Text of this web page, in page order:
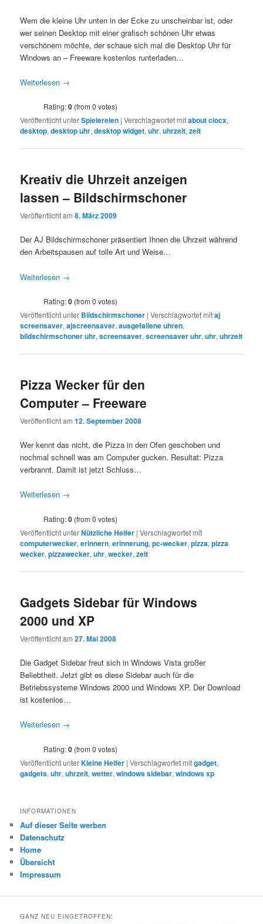
Wem die kleine Uhr unten in der Ecke zu unscheinbar ist, oder
wer seinen Desktop mit einer grafisch schönen Uhr etwas
verschönern möchte, der schaue sich mal die Desktop Uhr für
Windows an – Freeware kostenlos runterladen…
Weiterlesen →
Rating:0 (from 0 votes)
Veröffentlicht unterSpielereien |Verschlagwortet mitabout clocx,
desktop,desktop uhr,desktop widget,uhr,uhrzeit,zeit
Kreativ die Uhrzeit anzeigen
lassen – Bildschirmschoner
Veröffentlicht am8. März 2009
Der AJ Bildschirmschoner präsentiert Ihnen die Uhrzeit während
den Arbeitspausen auf tolle Art und Weise…
Weiterlesen →
Rating:0 (from 0 votes)
Veröffentlicht unter Bildschirmschoner |Verschlagwortet mitaj
screensaver,ajscreensaver,ausgefallene uhren,
bildschirmschoner uhr,screensaver,screensaver uhr,uhr,uhrzeit
Pizza Wecker für den
Computer – Freeware
Veröffentlicht am12. September 2008
Wer kennt das nicht, die Pizza in den Ofen geschoben und
nochmal schnell was am Computer gucken. Resultat: Pizza
verbrannt. Damit ist jetzt Schluss…
Weiterlesen →
Rating:0 (from 0 votes)
Veröffentlicht unterNützliche Helfer |Verschlagwortet mit
computerwecker,erinnern,erinnerung,pc-wecker,pizza,pizza
wecker,pizzawecker,uhr,wecker,zeit
Gadgets Sidebar für Windows
2000 und XP
Veröffentlicht am27. Mai 2008
Die Gadget Sidebar freut sich in Windows Vista großer
Beliebtheit. Jetzt gibt es diese Sidebar auch für die
Betriebssysteme Windows 2000 und Windows XP. Der Download
ist kostenlos…
Weiterlesen →
Rating:0 (from 0 votes)
Veröffentlicht unterKleine Helfer |Verschlagwortet mitgadget,
gadgets,uhr,uhrzeit,wetter,windows sidebar,windows xp
INFORMATIONEN
Auf dieser Seite werben
Datenschutz
Home
Übersicht
Impressum
GANZ NEU EINGETROFFEN: